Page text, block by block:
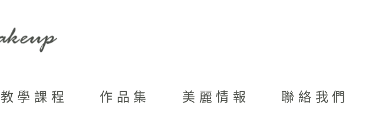
教學課程 作品集 美麗情報 聯絡我們